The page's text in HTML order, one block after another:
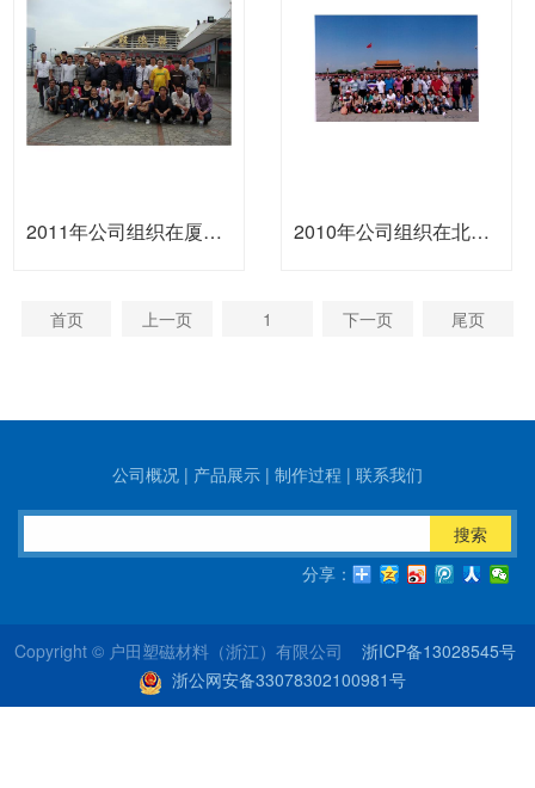
2011年公司组织在厦门旅游观光 2010年公司组织在北京旅游观光
首页 上一页 1 下一页 尾页
公司概况 | 产品展示 | 制作过程 | 联系我们
搜索
分享：
Copyright © 户田塑磁材料（浙江）有限公司 浙ICP备13028545号
浙公网安备33078302100981号